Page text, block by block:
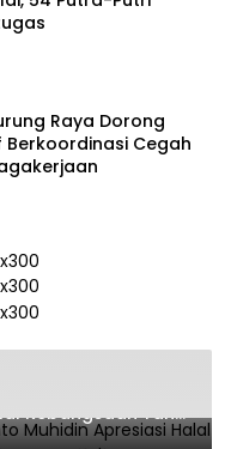
Raya Dorong
Berkoordinasi Cegah
Rahmanto Muhidin
Kebangsaan Yang